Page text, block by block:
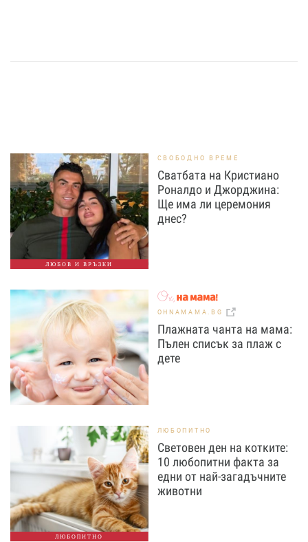
ЛЮБОВ И ВРЪЗКИ
СВОБОДНО ВРЕМЕ
Сватбата на Кристиано
Роналдо и Джорджина:
Ще има ли церемония
днес?
OHNAMAMA.BG
Плажната чанта на мама:
Пълен списък за плаж с
дете
ЛЮБОПИТНО
ЛЮБОПИТНО
Световен ден на котките:
10 любопитни факта за
едни от най-загадъчните
животни